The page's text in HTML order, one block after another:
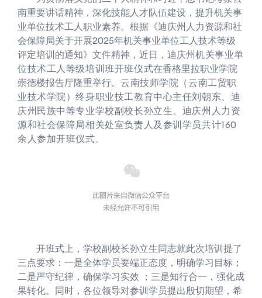
南重要讲话精神，深化技能人才队伍建设，提升机关事
业单位技术工人职业素养。根据《迪庆州人力资源和社
会保障局关于开展2025年机关事业单位工人技术等级
评定培训的通知》文件精神，近日，迪庆州机关事业单
位技术工人等级培训班开班仪式在香格里拉职业学院
崇德楼报告厅隆重举行。 云南技师学院（云南工贸职
业技术学院）终身职业技工教育中心主任刘朝东、迪
庆州民族中等专业学校副校长孙立生、 迪庆州人力资
源和社会保障局相关处室负责人及参训学员共计160
余人参加开班仪式。
开班式上，学校副校长孙立生同志就此次培训提了
三点要求：一是全体学员要端正态度，明确学习目标；
二是严守纪律，确保学习实效 ；三是知行合一，强化成
果转化。同时，各位领导对参训学员提出殷切期望，希